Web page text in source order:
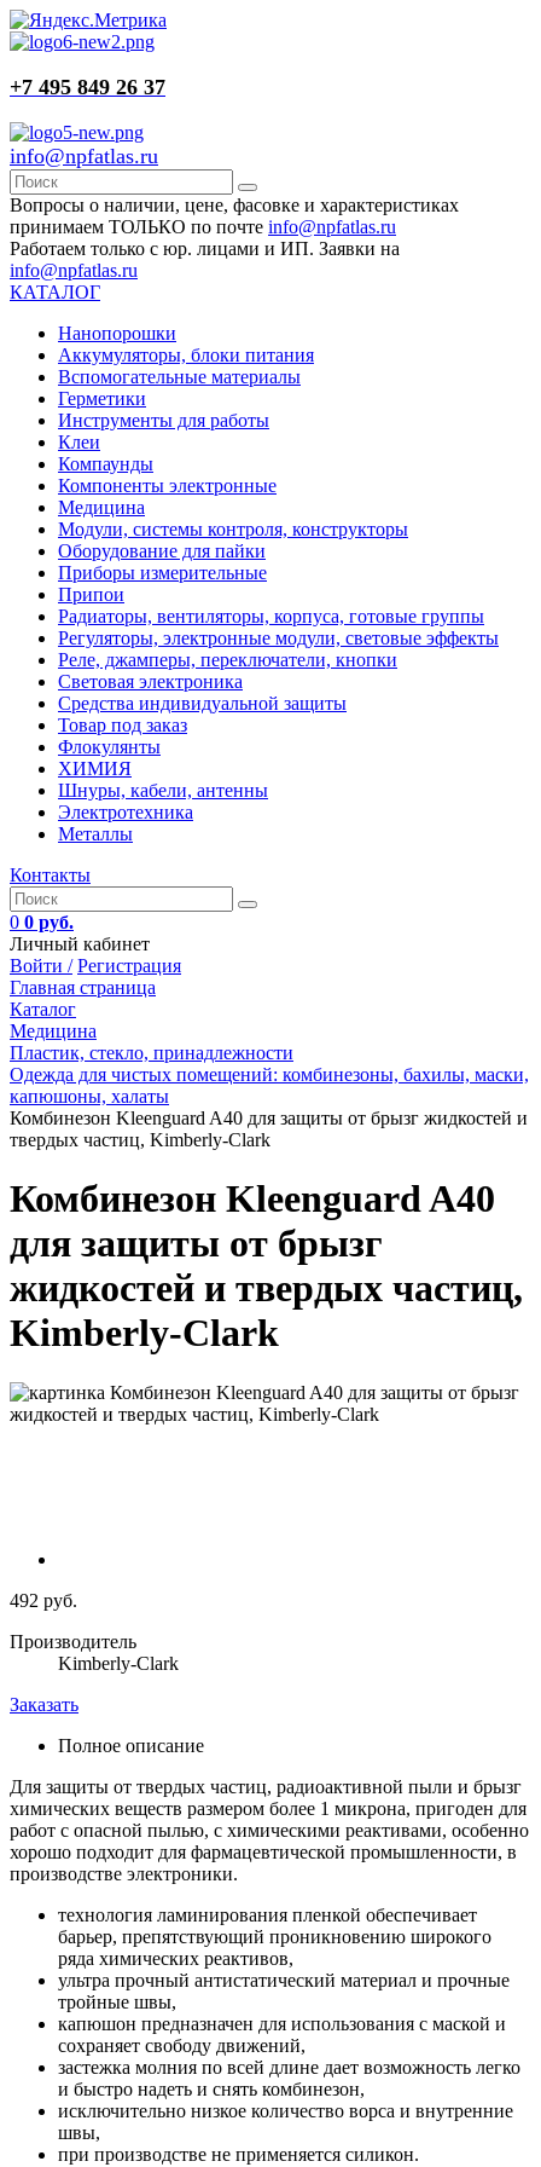
+7 495 849 26 37
info@npfatlas.ru
Вопросы о наличии, цене, фасовке и характеристиках
принимаем ТОЛЬКО по почте info@npfatlas.ru
Работаем только с юр. лицами и ИП. Заявки на
info@npfatlas.ru
КАТАЛОГ
Нанопорошки
Аккумуляторы, блоки питания
Вспомогательные материалы
Герметики
Инструменты для работы
Клеи
Компаунды
Компоненты электронные
Медицина
Модули, системы контроля, конструкторы
Оборудование для пайки
Приборы измерительные
Припои
Радиаторы, вентиляторы, корпуса, готовые группы
Регуляторы, электронные модули, световые эффекты
Реле, джамперы, переключатели, кнопки
Световая электроника
Средства индивидуальной защиты
Товар под заказ
Флокулянты
ХИМИЯ
Шнуры, кабели, антенны
Электротехника
Металлы
Контакты
0 0 руб.
Личный кабинет
Войти / Регистрация
Главная страница
Каталог
Медицина
Пластик, стекло, принадлежности
Одежда для чистых помещений: комбинезоны, бахилы, маски,
капюшоны, халаты
Комбинезон Kleenguard A40 для защиты от брызг жидкостей и
твердых частиц, Kimberly-Clark
Комбинезон Kleenguard A40
для защиты от брызг
жидкостей и твердых частиц,
Kimberly-Clark
492 руб.
Производитель
Kimberly-Clark
Заказать
Полное описание
Для защиты от твердых частиц, радиоактивной пыли и брызг
химических веществ размером более 1 микрона, пригоден для
работ с опасной пылью, с химическими реактивами, особенно
хорошо подходит для фармацевтической промышленности, в
производстве электроники.
технология ламинирования пленкой обеспечивает
барьер, препятствующий проникновению широкого
ряда химических реактивов,
ультра прочный антистатический материал и прочные
тройные швы,
капюшон предназначен для использования с маской и
сохраняет свободу движений,
застежка молния по всей длине дает возможность легко
и быстро надеть и снять комбинезон,
исключительно низкое количество ворса и внутренние
швы,
при производстве не применяется силикон.